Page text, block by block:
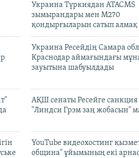
Украина Түркиядан ATACMS
зымырандары мен M270
қондырғыларын сатып алмақ
Украина Ресейдің Самара
Краснодар аймағындағы
зауытына шабуылдады
АҚШ сенаты Ресейге санкция
"Линдси Грэм заң жобасын"
YouTube видеохостинг
община" ұйымының екі